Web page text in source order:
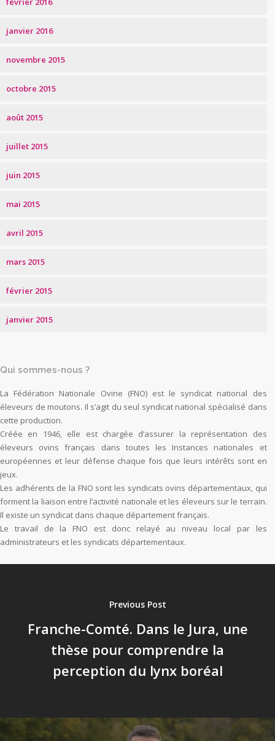
janvier 2016
novembre 2015
octobre 2015
août 2015
juillet 2015
juin 2015
mai 2015
avril 2015
mars 2015
février 2015
janvier 2015
Qui sommes-nous ?
La Fédération Nationale Ovine (FNO) est le syndicat national des
éleveurs de moutons. Il s’agit du seul syndicat national spécialisé dans
cette production.
Créée en 1946, elle est chargée d’assurer la représentation des
éleveurs ovins français dans toutes les Instances nationales et
européennes et leur défense chaque fois que leurs intérêts sont en
jeux.
Les adhérents de la FNO sont les syndicats ovins départementaux, qui
forment la liaison entre l’activité nationale et les éleveurs sur le terrain.
Il existe un syndicat dans chaque département français.
Le travail de la FNO est donc relayé au niveau local par les
administrateurs et les syndicats départementaux.
Previous Post
Franche-Comté. Dans le Jura, une
thèse pour comprendre la
perception du lynx boréal